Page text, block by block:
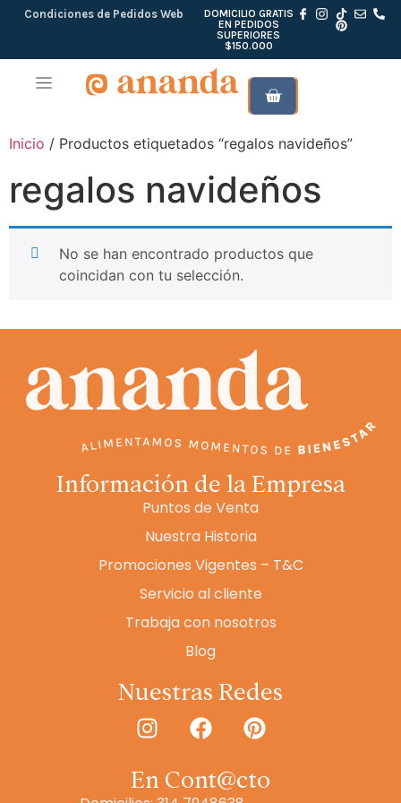
Condiciones de Pedidos Web
DOMICILIO GRATIS
EN PEDIDOS
SUPERIORES
$150.000
Inicio / Productos etiquetados “regalos navideños”
regalos navideños
No se han encontrado productos que
coincidan con tu selección.
Información de la Empresa
Puntos de Venta
Nuestra Historia
Promociones Vigentes – T&C
Servicio al cliente
Trabaja con nosotros
Blog
Nuestras Redes
En Cont@cto